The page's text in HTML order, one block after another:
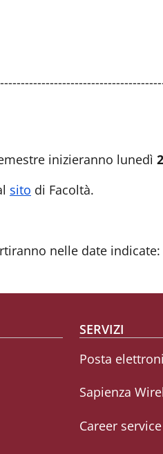
inizieranno lunedì
sito di Facoltà.
nelle date indicate:
SERVIZI
Posta
Sapienza
Career service